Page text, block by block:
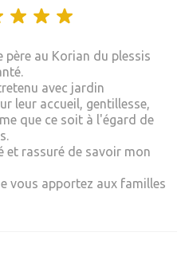
au Korian du plessis
avec jardin
leur accueil, gentillesse,
que ce soit à l'égard de
et rassuré de savoir mon
vous apportez aux familles